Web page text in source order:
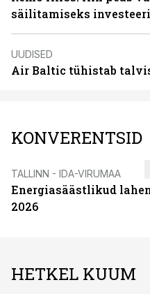
säilitamiseks
UUDISED
Air Baltic tühistab
KONVERENTSID
TALLINN - IDA-VIRUMAA
Energiasäästlikud
2026
HETKEL KUUM